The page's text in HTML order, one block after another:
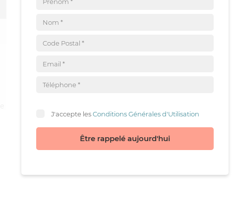
J'accepte lesConditions Générales d'Utilisation
Être rappelé aujourd'hui